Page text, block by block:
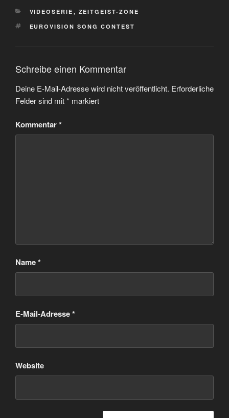
KATEGORIEN
VIDEOSERIE , ZEITGEIST-ZONE
SCHLAGWÖRTER
EUROVISION SONG CONTEST
Schreibe einen Kommentar
Deine E-Mail-Adresse wird nicht veröffentlicht. Erforderliche
Felder sind mit* markiert
Kommentar*
Name*
E-Mail-Adresse*
Website